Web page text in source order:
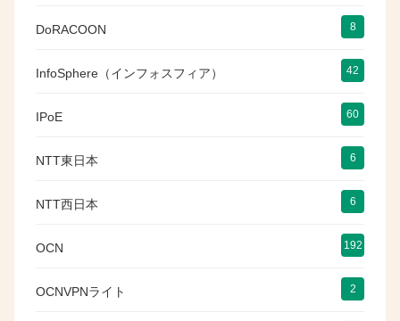
DoRACOON 8
InfoSphere（インフォスフィア） 42
IPoE 60
NTT東日本 6
NTT西日本 6
OCN 192
OCNVPNライト 2